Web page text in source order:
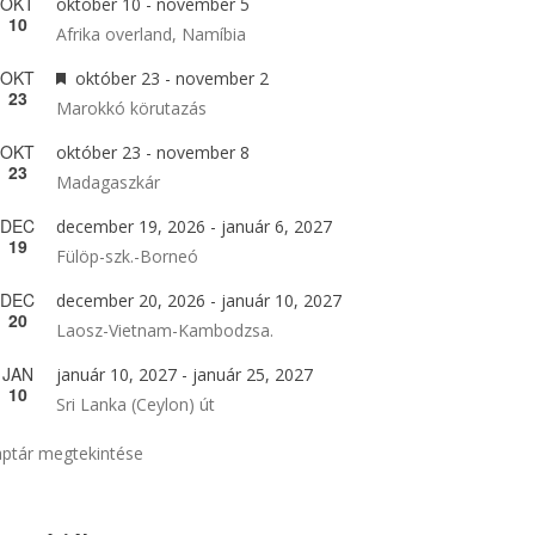
10
Afrika overland, Namíbia
OKT
23
Kiemelt
október 23 - november 2
Marokkó körutazás
OKT
23
október 23 - november 8
Madagaszkár
DEC
19
december 19, 2026 - január 6, 2027
Fülöp-szk.-Borneó
DEC
20
december 20, 2026 - január 10, 2027
Laosz-Vietnam-Kambodzsa.
JAN
10
január 10, 2027- január 25, 2027
Sri Lanka (Ceylon) út
megtekintése